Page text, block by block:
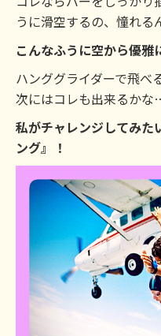
うに滑空するの、憧れる
こんなふうに空から優雅
ハンググライダーで飛べ
次にはコレも出来るかな
私がチャレンジしてみた
ング』！